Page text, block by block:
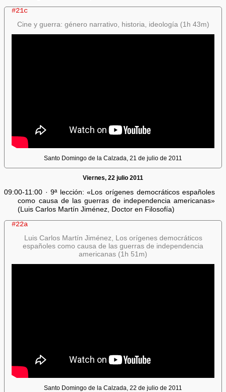
#21c
Cine y guerra: género narrativo, historia, ideología (1h 43m)
Santo Domingo de la Calzada, 21 de julio de 2011
Viernes, 22 julio 2011
09:00-11:00 · 9ª lección: «Los orígenes democráticos españoles
como causa de las guerras de independencia americanas»
(Luis Carlos Martín Jiménez, Doctor en Filosofía)
#22a
Luis Carlos Martín Jiménez, Los orígenes democráticos
españoles como causa de las guerras de independencia
americanas (1h 51m)
Santo Domingo de la Calzada, 22 de julio de 2011